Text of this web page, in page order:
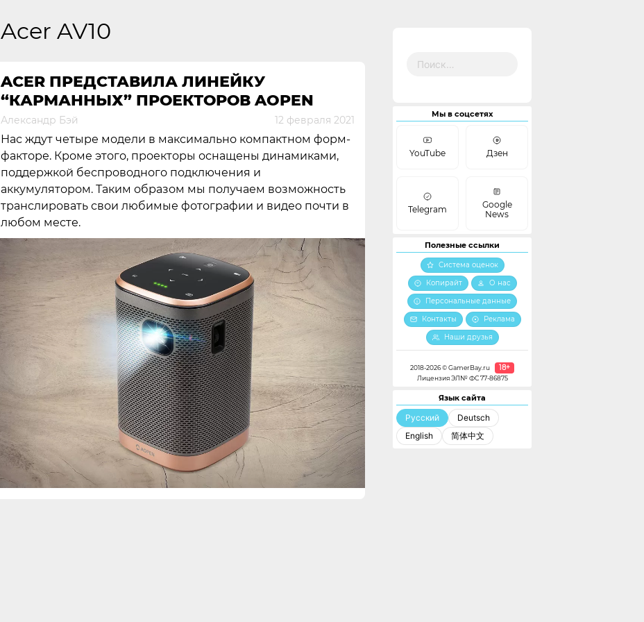
Acer AV10
ACER ПРЕДСТАВИЛА ЛИНЕЙКУ
“КАРМАННЫХ” ПРОЕКТОРОВ AOPEN
Александр Бэй 12 февраля 2021
Нас ждут четыре модели в максимально компактном форм-
факторе. Кроме этого, проекторы оснащены динамиками,
поддержкой беспроводного подключения и
аккумулятором. Таким образом мы получаем возможность
транслировать свои любимые фотографии и видео почти в
любом месте.
Мы в соцсетях
YouTube Дзен
Telegram
Google
News
Полезные ссылки
Система оценок
Копирайт
О нас
Персональные данные
Контакты
Реклама
Наши друзья
2018-2026 © GamerBay.ru 18+
Лицензия ЭЛ№ ФС 77-86875
Язык сайта
Русский
Deutsch
English
简体中文